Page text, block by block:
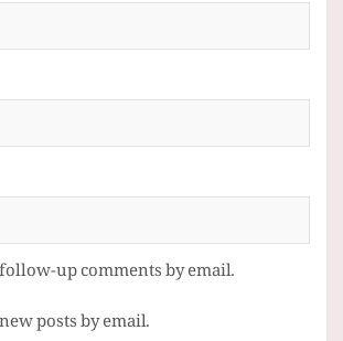
up comments by email.
posts by email.